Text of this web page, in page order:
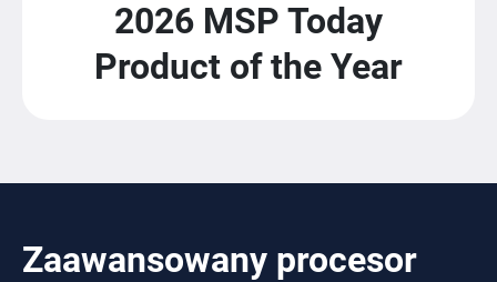
2026 MSP Today
Product of the Year
Zaawansowany procesor